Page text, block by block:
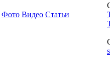
Фото Видео Статьи